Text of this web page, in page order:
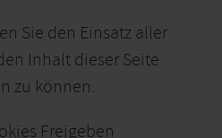
Sie den Einsatz aller
Inhalt dieser Seite
zu können.
Freigeben